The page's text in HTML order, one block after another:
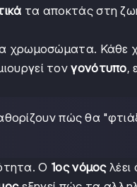
τα αποκτάς στη
χρωμοσώματα. Κάθε
τονγονότυπο,
πώς θα
Ο 1ος νόμοςλέει